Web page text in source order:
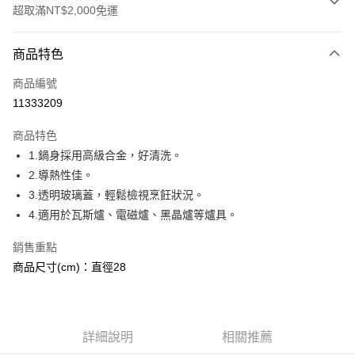
超取滿NT$2,000免運
信用卡一次付款
超商取貨付款
Apple Pay
街口支付
悠遊付
ATM付款
商品特色
商品編號
11333209
商品特色
1.鍋身採用高級合金，好清洗。
2.導熱性佳。
3.透明玻璃蓋，輕鬆檢視烹飪狀況。
4.適用於瓦斯爐、電磁爐、黑晶爐等爐具。
銷售重點
商品尺寸(cm)：直徑28
詳細說明 相關推薦